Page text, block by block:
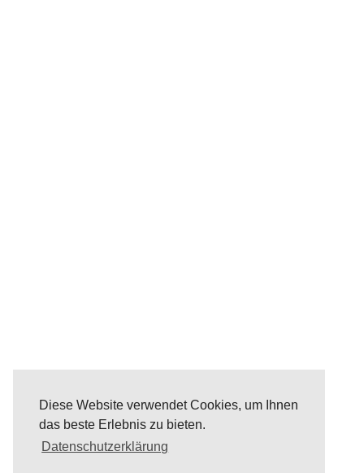
Diese Website verwendet Cookies, um Ihnen
das beste Erlebnis zu bieten.
Datenschutzerklärung